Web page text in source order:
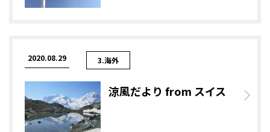
2020.08.29 3.海外
涼風だより from スイス